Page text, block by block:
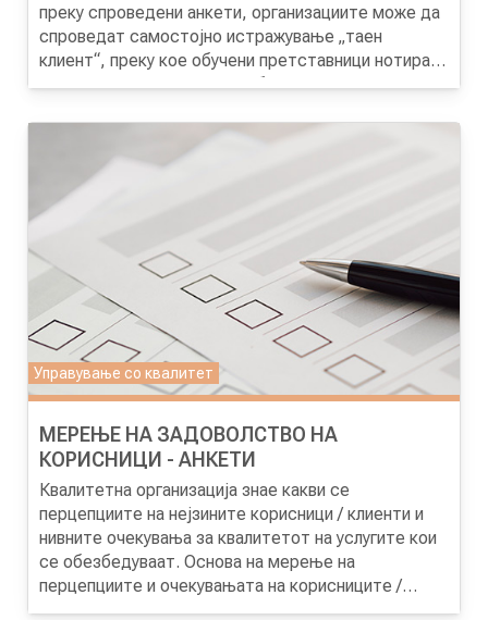
преку спроведени анкети, организациите може да
спроведат самостојно истражување „таен
клиент“, преку кое обучени претставници нотираат
наоди од искуството во добивањето услуга. На тој
информации за целокупниот процес на нудењето
Целта на програматае учесниците да се стекнат
на имплементација на истражувањето „таен
клиент“ и анализа на резултатите од
спроведеното истражување.
Управување со квалитет
МЕРЕЊЕ НА ЗАДОВОЛСТВО НА
КОРИСНИЦИ - АНКЕТИ
Квалитетна организација знае какви се
перцепциите на нејзините корисници / клиенти и
нивните очекувања за квалитетот на услугите кои
се обезбедуваат. Основа на мерење на
перцепциите и очекувањата на корисниците /
клиентите е спроведување анкети.
Целта на програматае учесниците да се стекнат